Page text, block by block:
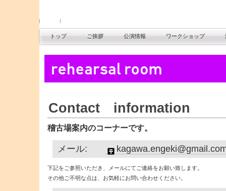
トップ ご挨拶 公演情報 ワークショップ
Contact information
稽古場案内のコーナーです。
メール:
下記をご参照いただき、メールにてご連絡をお願い致します。
その他ご不明な点は、お気軽にお問い合わせください。